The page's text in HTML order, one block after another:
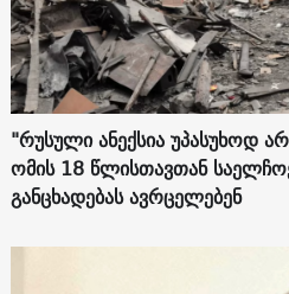
"რუსული ანექსია უპასუხოდ
ომის 18 წლისთავთან
განცხადებას ავრცელებენ